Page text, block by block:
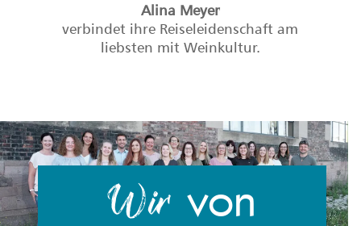
Alina Meyer
verbindet ihre Reiseleidenschaft am
liebsten mit Weinkultur.
Wirvon